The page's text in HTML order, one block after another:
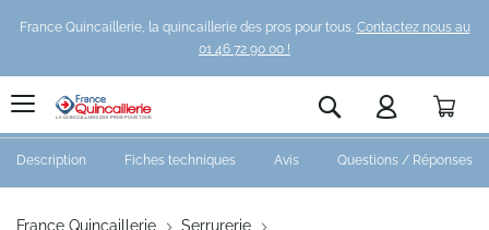
France Quincaillerie, la quincaillerie des pros pour tous. Contactez nous au
01 46 72 90 00 !
Rechercher
France Quincaillerie
Serrurerie
Description Fiches techniques Avis Questions / Réponses